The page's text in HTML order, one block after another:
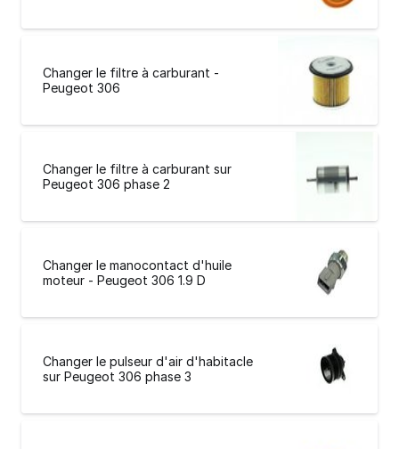
Changer le filtre à carburant -
Peugeot 306
Changer le filtre à carburant sur
Peugeot 306 phase 2
Changer le manocontact d'huile
moteur - Peugeot 306 1.9 D
Changer le pulseur d'air d'habitacle
sur Peugeot 306 phase 3